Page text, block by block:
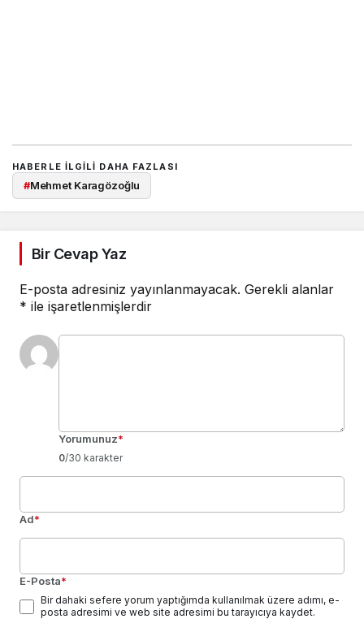
HABERLE ILGILI DAHA FAZLASI
#Mehmet Karagözoğlu
Bir Cevap Yaz
E-posta adresiniz yayınlanmayacak. Gerekli alanlar
* ile işaretlenmişlerdir
Yorumunuz*
0/30 karakter
Ad*
E-Posta*
Bir dahaki sefere yorum yaptığımda kullanılmak üzere adımı, e-
posta adresimi ve web site adresimi bu tarayıcıya kaydet.